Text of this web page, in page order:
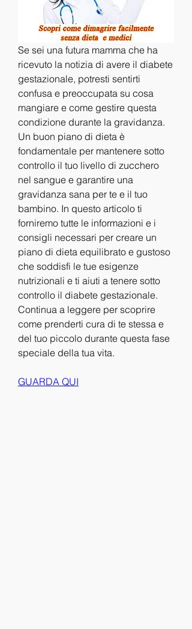
Se sei una futura mamma che ha
ricevuto la notizia di avere il diabete
gestazionale, potresti sentirti
confusa e preoccupata su cosa
mangiare e come gestire questa
condizione durante la gravidanza.
Un buon piano di dieta è
fondamentale per mantenere sotto
controllo il tuo livello di zucchero
nel sangue e garantire una
gravidanza sana per te e il tuo
bambino. In questo articolo ti
forniremo tutte le informazioni e i
consigli necessari per creare un
piano di dieta equilibrato e gustoso
che soddisfi le tue esigenze
nutrizionali e ti aiuti a tenere sotto
controllo il diabete gestazionale.
Continua a leggere per scoprire
come prenderti cura di te stessa e
del tuo piccolo durante questa fase
speciale della tua vita.
GUARDA QUI